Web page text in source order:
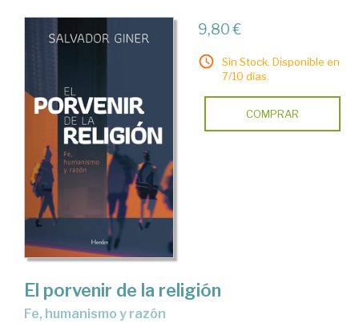
9,80 €
Sin Stock. Disponible en
7/10 días.
COMPRAR
El porvenir de la religión
fe, humanismo y razón